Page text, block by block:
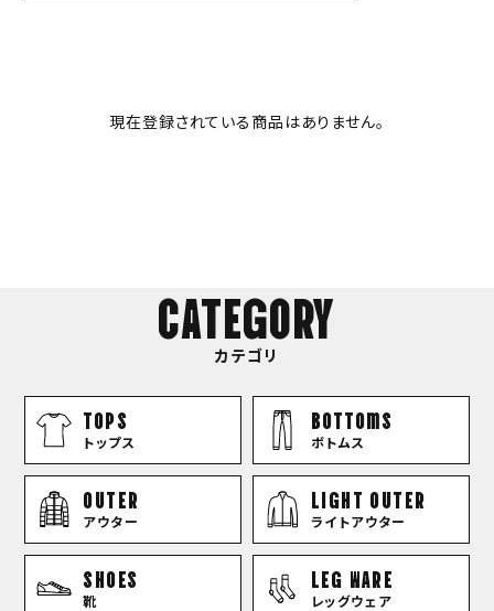
現在登録されている商品はありません。
CATEGORY
カテゴリ
TOPS
トップス
bottoms
ボトムス
OUTER
アウター
LIGHT OUTER
ライトアウター
SHOES
靴
LEG WARE
レッグウェア